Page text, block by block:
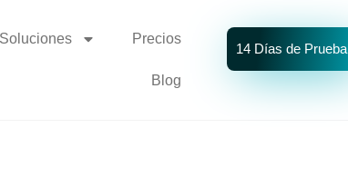
Soluciones Precios
Blog
14 Días de Prueba